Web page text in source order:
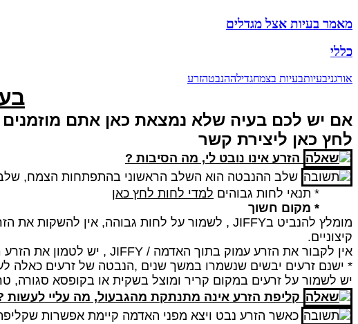
מאמר בעיות אצל מגדלים
כללי
אורגניבעיותבעיות בצמחגדילההנבטהזרע
אם יש לכם בעיה שלא נמצאת כאן אתם מוזמנים
לחץ כאן ליצירת קשר
הזרע אינו נובט לי, מה הסיבות ?
שלב ההנבטה הוא השלב הראשוני בהתפתחות הצמח, שלב
* תנאי לחות גבוהים למדי לחות לחץ כאן
* מקום חשוך
מומלץ להנביט בJIFFY , לשמור על לחות גבוהה, אין להשקות את
קיצוניים.
אין לקבור את הזרע עמוק בתוך האדמה / JIFFY , יש לטמון את
* ישנם זרעים יבשים שנשמרו במשך שנים ,הנבטה של זרעים כאלה
יש לשמור על זרעים במקום קריר ומוצל בשקית או בקופסא סגורה,
קליפת הזרע אינה מתנתקת מהגבעול, מה עליי לעשות
כאשר הזרע נבט ויצא מפני האדמה קיימת אפשרות